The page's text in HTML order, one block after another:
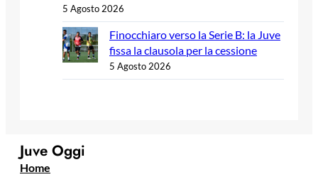
5 Agosto 2026
Finocchiaro verso la Serie B: la Juve
fissa la clausola per la cessione
5 Agosto 2026
Juve Oggi
Home